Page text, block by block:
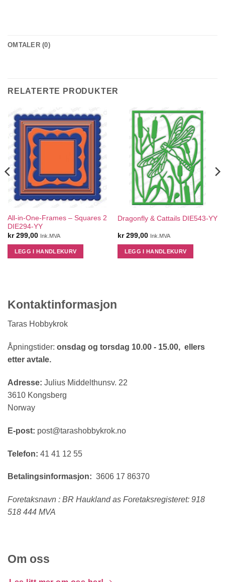
OMTALER (0)
RELATERTE PRODUKTER
All-in-One-Frames – Squares 2
DIE294-YY
kr299,00 Ink.MVA
LEGG I HANDLEKURV
Dragonfly & Cattails DIE543-YY
kr299,00 Ink.MVA
LEGG I HANDLEKURV
Kontaktinformasjon
Taras Hobbykrok
Åpningstider: onsdag og torsdag 10.00 - 15.00, ellers
etter avtale.
Adresse: Julius Middelthunsv. 22
3610 Kongsberg
Norway
E-post: post@tarashobbykrok.no
Telefon: 41 41 12 55
Betalingsinformasjon: 3606 17 86370
Foretaksnavn : BR Haukland as Foretaksregisteret: 918
518 444 MVA
Om oss